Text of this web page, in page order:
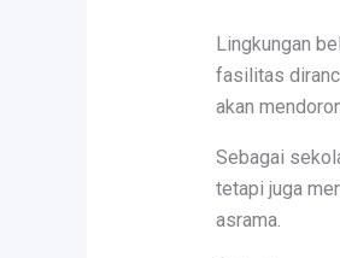
Lingkungan
fasilitas
akan
Sebagai
tetapi juga
asrama.